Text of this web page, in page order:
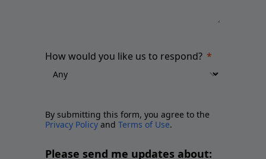
How would you like us to respond?
By submitting this form, you agree to the
Privacy Policy and Terms of Use.
Please send me updates about: